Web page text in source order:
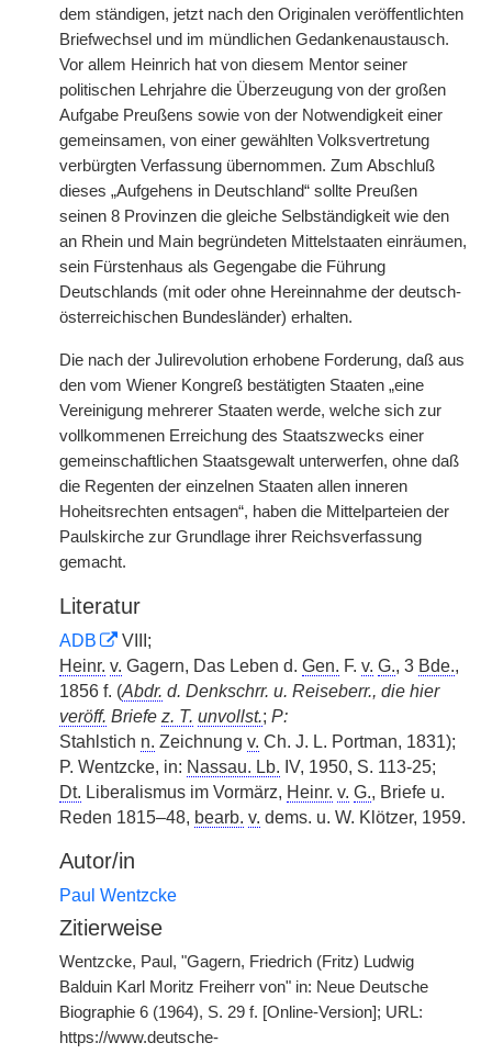
dem ständigen, jetzt nach den Originalen veröffentlichten
Briefwechsel und im mündlichen Gedankenaustausch.
Vor allem Heinrich hat von diesem Mentor seiner
politischen Lehrjahre die Überzeugung von der großen
Aufgabe Preußens sowie von der Notwendigkeit einer
gemeinsamen, von einer gewählten Volksvertretung
verbürgten Verfassung übernommen. Zum Abschluß
dieses „Aufgehens in Deutschland“ sollte Preußen
seinen 8 Provinzen die gleiche Selbständigkeit wie den
an Rhein und Main begründeten Mittelstaaten einräumen,
sein Fürstenhaus als Gegengabe die Führung
Deutschlands (mit oder ohne Hereinnahme der deutsch-
österreichischen Bundesländer) erhalten.
Die nach der Julirevolution erhobene Forderung, daß aus
den vom Wiener Kongreß bestätigten Staaten „eine
Vereinigung mehrerer Staaten werde, welche sich zur
vollkommenen Erreichung des Staatszwecks einer
gemeinschaftlichen Staatsgewalt unterwerfen, ohne daß
die Regenten der einzelnen Staaten allen inneren
Hoheitsrechten entsagen“, haben die Mittelparteien der
Paulskirche zur Grundlage ihrer Reichsverfassung
gemacht.
Literatur
ADB
VIII;
Heinr. v. Gagern, Das Leben d. Gen. F. v. G., 3 Bde.,
1856 f. (Abdr. d. Denkschrr. u. Reiseberr., die hier
veröff. Briefe z. T. unvollst.; P:
Stahlstich n. Zeichnung v. Ch. J. L. Portman, 1831);
P. Wentzcke, in: Nassau. Lb. IV, 1950, S. 113-25;
Dt. Liberalismus im Vormärz, Heinr. v. G., Briefe u.
Reden 1815–48, bearb. v. dems. u. W. Klötzer, 1959.
Autor/in
Paul Wentzcke
Zitierweise
Wentzcke, Paul, "Gagern, Friedrich (Fritz) Ludwig
Balduin Karl Moritz Freiherr von" in: Neue Deutsche
Biographie 6 (1964), S. 29 f. [Online-Version]; URL:
https://www.deutsche-